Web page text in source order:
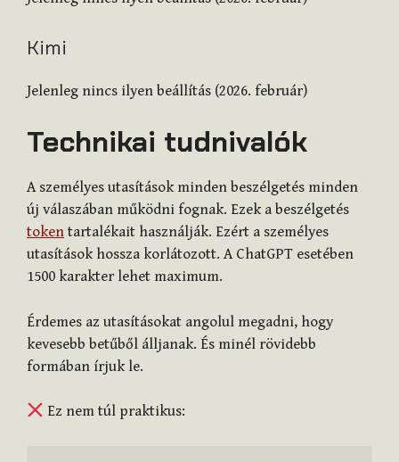
Kimi
Jelenleg nincs ilyen beállítás (2026. február)
Technikai tudnivalók
A személyes utasítások minden beszélgetés minden
új válaszában működni fognak. Ezek a beszélgetés
token tartalékait használják. Ezért a személyes
utasítások hossza korlátozott. A ChatGPT esetében
1500 karakter lehet maximum.
Érdemes az utasításokat angolul megadni, hogy
kevesebb betűből álljanak. És minél rövidebb
formában írjuk le.
Ez nem túl praktikus: